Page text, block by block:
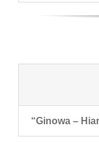
“Ginowa –